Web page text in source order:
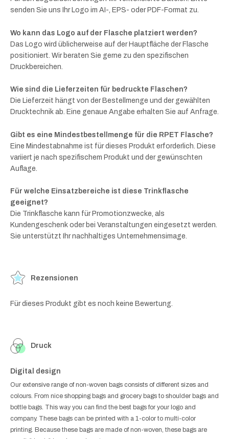
senden Sie uns Ihr Logo im AI-, EPS- oder PDF-Format zu.
Wo kann das Logo auf der Flasche platziert werden?
Das Logo wird üblicherweise auf der Hauptfläche der Flasche
positioniert. Wir beraten Sie gerne zu den spezifischen
Druckbereichen.
Wie sind die Lieferzeiten für bedruckte Flaschen?
Die Lieferzeit hängt von der Bestellmenge und der gewählten
Drucktechnik ab. Eine genaue Angabe erhalten Sie auf Anfrage.
Gibt es eine Mindestbestellmenge für die RPET Flasche?
Eine Mindestabnahme ist für dieses Produkt erforderlich. Diese
variiert je nach spezifischem Produkt und der gewünschten
Auflage.
Für welche Einsatzbereiche ist diese Trinkflasche
geeignet?
Die Trinkflasche kann für Promotionzwecke, als
Kundengeschenk oder bei Veranstaltungen eingesetzt werden.
Sie unterstützt Ihr nachhaltiges Unternehmensimage.
Rezensionen
Für dieses Produkt gibt es noch keine Bewertung.
Druck
Digital design
Our extensive range of non-woven bags consists of different sizes and
colours. From nice shopping bags and grocery bags to shoulder bags and
bottle bags. This way you can find the best bags for your logo and
company. These bags can be printed with a 1-color to multi-color
printing. Because these bags are made of non-woven, these bags are